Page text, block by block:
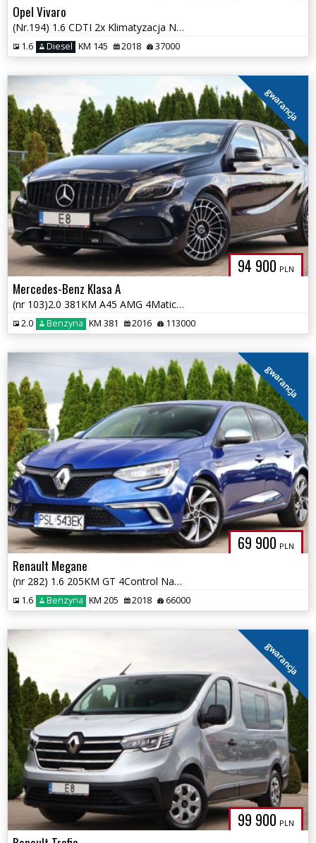
Opel Vivaro
(Nr.194) 1.6 CDTI 2x Klimatyzacja Navi Parktronik Tempomat Gwarancja!!
1.6 Diesel KM 145 2018 37000
94 900 PLN
gwarancja
Mercedes-Benz Klasa A
(nr 103)2.0 381KM A45 AMG 4Matic Navi Panorama Tempomat Gwarancja!!!
2.0 Benzyna KM 381 2016 113000
69 900 PLN
gwarancja
Renault Megane
(nr 282) 1.6 205KM GT 4Control Navi Kamera BOSE Alcantara Gwarancja!!!
1.6 Benzyna KM 205 2018 66000
99 900 PLN
gwarancja